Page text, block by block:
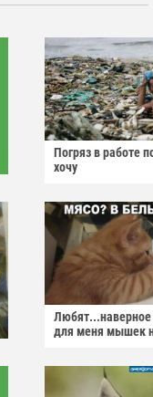
Погряз в работе
хочу
Любят...наверное
для меня мышек